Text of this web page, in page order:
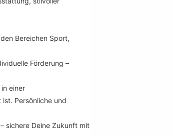
Bereichen Sport,
Förderung –
einer
Persönliche und
sichere Deine Zukunft mit